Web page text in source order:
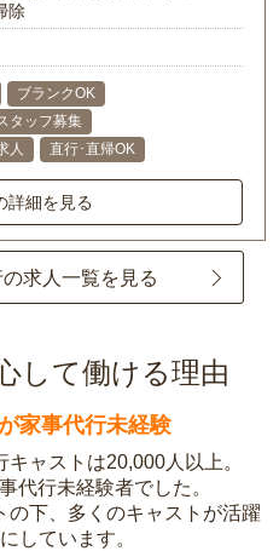
除
ブランクOK
タッフ募集
人 直行･直帰OK
詳細を見る
求人一覧を見る
して働ける理由
家事代行未経験
ャストは20,000人以上。
代行未経験者でした。
下、多くのキャストが活躍
しています。